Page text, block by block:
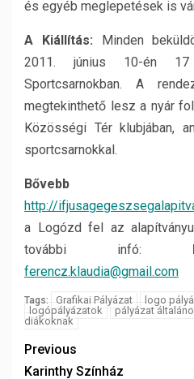
és egyéb meglepetések is
A Kiállítás: Minden
2011. június 10-én
Sportcsarnokban. A
megtekinthető lesz a nyár
Közösségi Tér klubjában,
sportcsarnokkal.
http://
a Logózd fel az
további infó:
ferencz.klaudia@gmail.com
Tags: Grafikai Pályázat logo
logópályázatok
pályázat
diákoknak
Previous
Karinthy Színház